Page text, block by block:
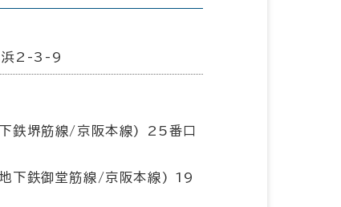
浜2-3-9
鉄堺筋線/京阪本線) 25番口
下鉄御堂筋線/京阪本線) 19